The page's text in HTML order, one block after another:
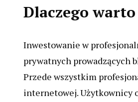
Dlaczego
Inwestowanie w
prywatnych prowadzących
Przede wszystkim
internetowej. Użytkownicy